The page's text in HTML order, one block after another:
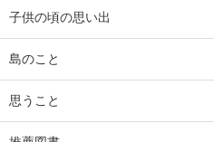
子供の頃の思い出
島のこと
思うこと